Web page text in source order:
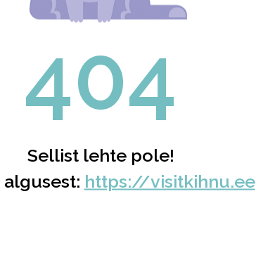
404
Sellist lehte pole!
https://visitkihnu.ee